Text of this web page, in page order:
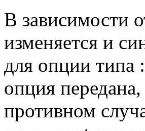
В зависимости
изменяется и
для опции типа
опция передана,
противном